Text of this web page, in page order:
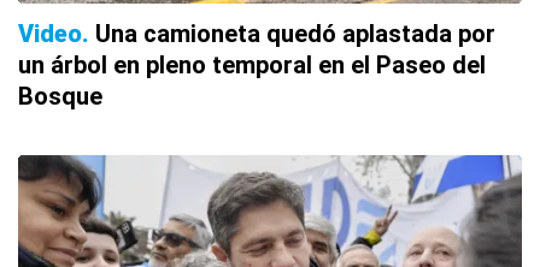
Video Una camioneta quedó aplastada por
un árbol en pleno temporal en el Paseo del
Bosque